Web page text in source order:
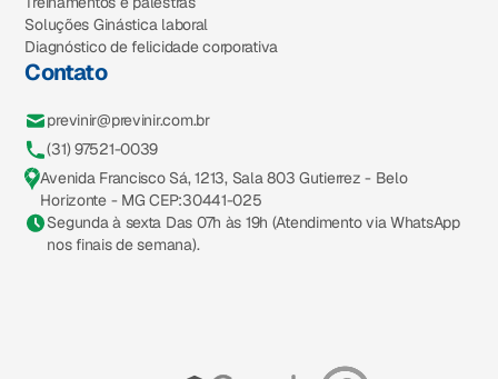
Soluções Ginástica laboral
Diagnóstico de felicidade corporativa
Contato
previnir@previnir.com.br
(31) 97521-0039
Avenida Francisco Sá, 1213, Sala 803 Gutierrez - Belo
Horizonte - MG CEP:30441-025
Segunda à sexta Das 07h às 19h (Atendimento via WhatsApp
nos finais de semana).